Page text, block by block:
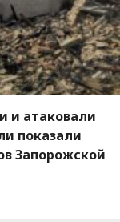
и атаковали
показали
Запорожской